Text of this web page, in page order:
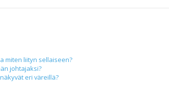
miten liityn sellaiseen?
johtajaksi?
eri väreillä?